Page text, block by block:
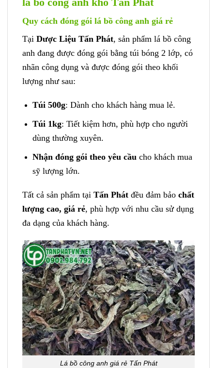
Quy cách đóng gói lá bồ công anh giá rẻ
Tại Dược Liệu Tấn Phát, sản phẩm lá bồ công
anh đang được đóng gói bằng túi bóng 2 lớp, có
nhãn công dụng và được đóng gói theo khối
lượng như sau:
Túi 500g: Dành cho khách hàng mua lẻ.
Túi 1kg: Tiết kiệm hơn, phù hợp cho người
dùng thường xuyên.
Nhận đóng gói theo yêu cầu cho khách mua
sỹ lượng lớn.
Tất cả sản phẩm tại Tấn Phát đều đảm bảo chất
lượng cao, giá rẻ, phù hợp với nhu cầu sử dụng
đa dạng của khách hàng.
Lá bồ công anh giá rẻ Tấn Phát